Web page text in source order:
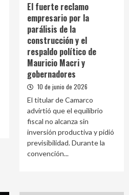
El fuerte reclamo
empresario por la
parálisis de la
construcción y el
respaldo político de
Mauricio Macri y
gobernadores
10 de junio de 2026
El titular de Camarco
advirtió que el equilibrio
fiscal no alcanza sin
inversión productiva y pidió
previsibilidad. Durante la
convención...